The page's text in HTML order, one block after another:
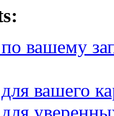
вашему
вашего